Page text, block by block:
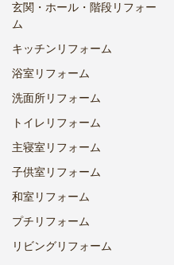
玄関・ホール・階段リフォー
ム
キッチンリフォーム
浴室リフォーム
洗面所リフォーム
トイレリフォーム
主寝室リフォーム
子供室リフォーム
和室リフォーム
プチリフォーム
リビングリフォーム